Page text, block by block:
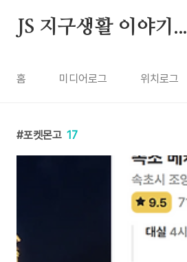
JS 지구생활 이야기...
홈 미디어로그 위치로그
포켓몬고 17